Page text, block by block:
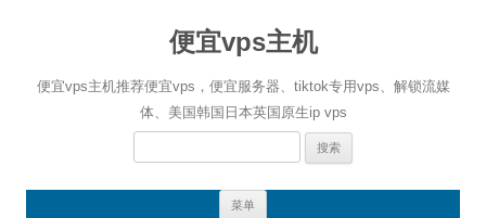
便宜vps主机
便宜vps主机推荐便宜vps，便宜服务器、tiktok专用vps、解锁流媒
体、美国韩国日本英国原生ip vps
搜
菜单